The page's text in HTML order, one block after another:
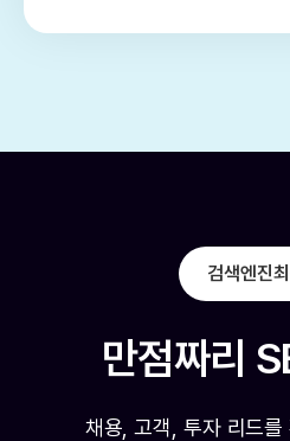
검색엔진
만점짜리
채용, 고객, 투자 리드를